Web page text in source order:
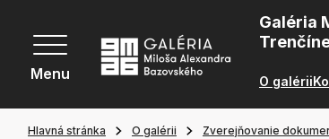
Menu
Galéria
O galérii
Hlavná stránka O galérii Zverejňovanie